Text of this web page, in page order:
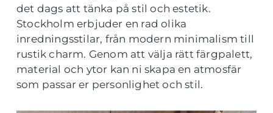
det dags att tänka på stil och estetik.
Stockholm erbjuder en rad olika
inredningsstilar, från modern minimalism till
rustik charm. Genom att välja rätt färgpalett,
material och ytor kan ni skapa en atmosfär
som passar er personlighet och stil.